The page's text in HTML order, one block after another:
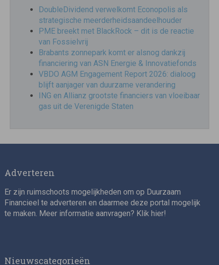
DoubleDividend verwelkomt Econopolis als
strategische meerderheidsaandeelhouder
PME breekt met BlackRock – dit is de reactie
van Fossielvrij
Brabants zonnepark komt er alsnog dankzij
financiering van ASN Energie & Innovatiefonds
VBDO AGM Engagement Report 2026: dialoog
blijft aanjager van duurzame verandering
ING en Allianz grootste financiers van vloeibaar
gas uit de Verenigde Staten
Adverteren
Er zijn ruimschoots mogelijkheden om op Duurzaam
Financieel te adverteren en daarmee deze portal mogelijk
te maken. Meer informatie aanvragen? Klik hier!
Nieuwscategorieën